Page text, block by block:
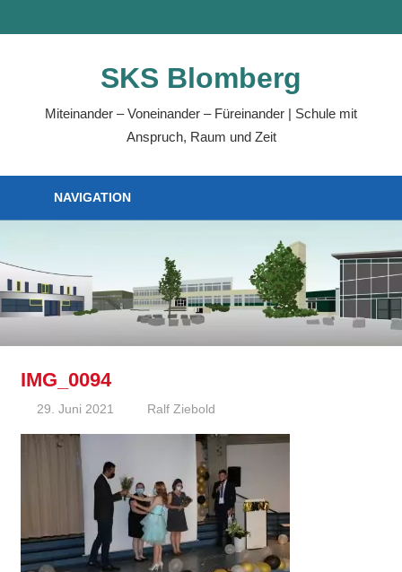
Inhalt
SKS Blomberg
Miteinander – Voneinander – Füreinander | Schule mit
Anspruch, Raum und Zeit
NAVIGATION
IMG_0094
29. Juni 2021 Ralf Ziebold